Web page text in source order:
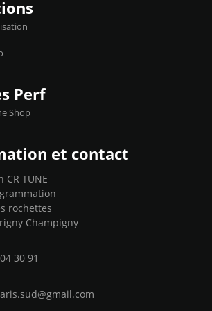
Perf
Shop
et contact
CR TUNE
rochettes
Champigny
30 91